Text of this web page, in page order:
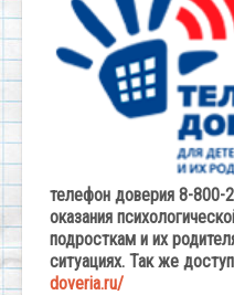
телефон доверия 8-
оказания
подросткам и их
ситуациях. Так же
doveria.ru/